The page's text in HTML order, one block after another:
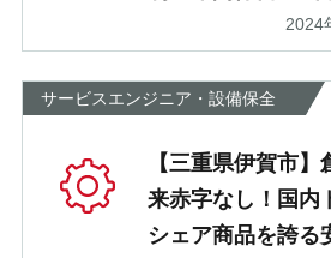
2024
サービスエンジニア・設備保全
【三重県伊賀市】
来赤字なし！国内
シェア商品を誇る